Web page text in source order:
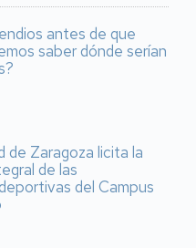
antes de que
saber dónde serían
de Zaragoza licita la
de las
del Campus